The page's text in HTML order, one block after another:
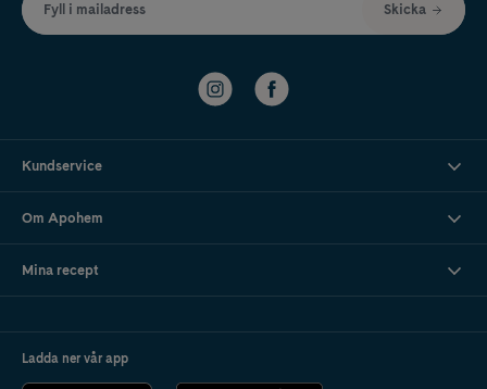
Fyll i mailadress Skicka
Kundservice
Om Apohem
Mina recept
Ladda ner vår app